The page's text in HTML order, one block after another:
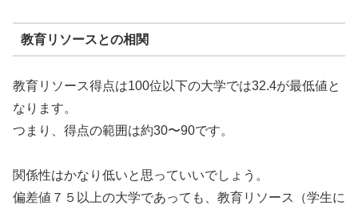
教育リソースとの相関
教育リソース得点は100位以下の大学では32.4が最低値と
なります。
つまり、得点の範囲は約30〜90です。
関係性はかなり低いと思っていいでしょう。
偏差値７５以上の大学であっても、教育リソース（学生に